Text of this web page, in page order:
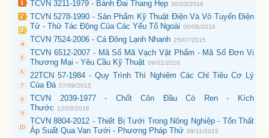
TCVN 3211-1979 - Bánh Đai Thang Hẹp 30/03/2016
TCVN 5278-1990 - Sản Phẩm Kỹ Thuật Điện Và Vô Tuyến Điện
Tử - Thử Tác Động Của Các Yếu Tố Ngoài 06/06/2016
TCVN 7524-2006 - Cá Đông Lạnh Nhanh 25/07/2015
TCVN 6512-2007 - Mã Số Mã Vạch Vật Phẩm - Mã Số Đơn Vị
Thương Mại - Yêu Cầu Kỹ Thuật 09/01/2016
22TCN 57-1984 - Quy Trình Thí Nghiệm Các Chỉ Tiêu Cơ Lý
Của Đá 07/09/2015
TCVN 2039-1977 - Chốt Côn Đầu Có Ren - Kích
Thước
12/03/2016
TCVN 8804-2012 - Thiết Bị Tưới Trong Nông Nghiệp - Tổn Thất
Áp Suất Qua Van Tưới - Phương Pháp Thử 09/11/2015